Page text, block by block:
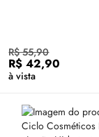
R$ 55,90
R$ 42,90
à vista